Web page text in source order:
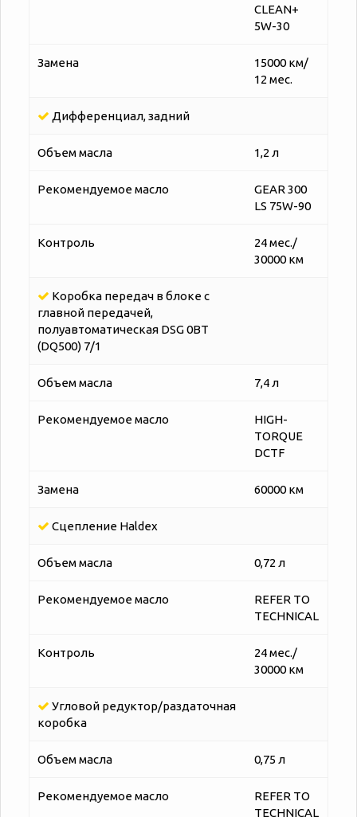
CLEAN+
5W-30
Замена
15000 км/
12 мес.
Дифференциал, задний
Объем масла 1,2 л
Рекомендуемое масло
GEAR 300
LS 75W-90
Контроль
24 мес./
30000 км
Коробка передач в блоке с
главной передачей,
полуавтоматическая DSG 0BT
(DQ500) 7/1
Объем масла 7,4 л
Рекомендуемое масло
HIGH-
TORQUE
DCTF
Замена 60000 км
Сцепление Наldex
Объем масла 0,72 л
Рекомендуемое масло
REFER TO
TECHNICAL
Контроль
24 мес./
30000 км
Угловой редуктор/раздаточная
коробка
Объем масла 0,75 л
Рекомендуемое масло
REFER TO
TECHNICAL